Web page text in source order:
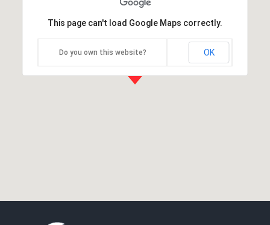
This page can't load Google Maps correctly.
Do you own this website? OK